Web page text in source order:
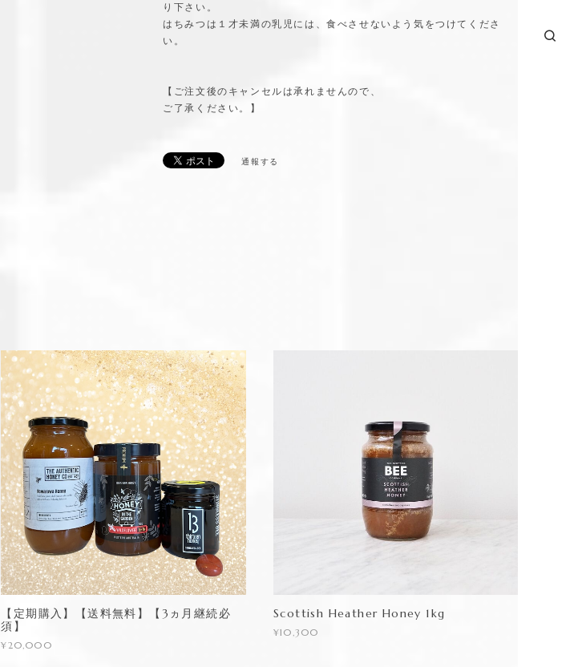
り下さい。
はちみつは１才未満の乳児には、食べさせないよう気をつけてくださ
い。
【ご注文後のキャンセルは承れませんので、
ご了承ください。】
通報する
【定期購入】【送料無料】【3ヵ月継続必
須】
¥20,000
Scottish Heather Honey 1kg
¥10,300